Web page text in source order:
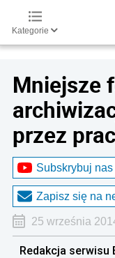
Kategorie
Mniejsze
przez
Subskrybuj
Zapisz się na
25 września
Redakcja serwisu